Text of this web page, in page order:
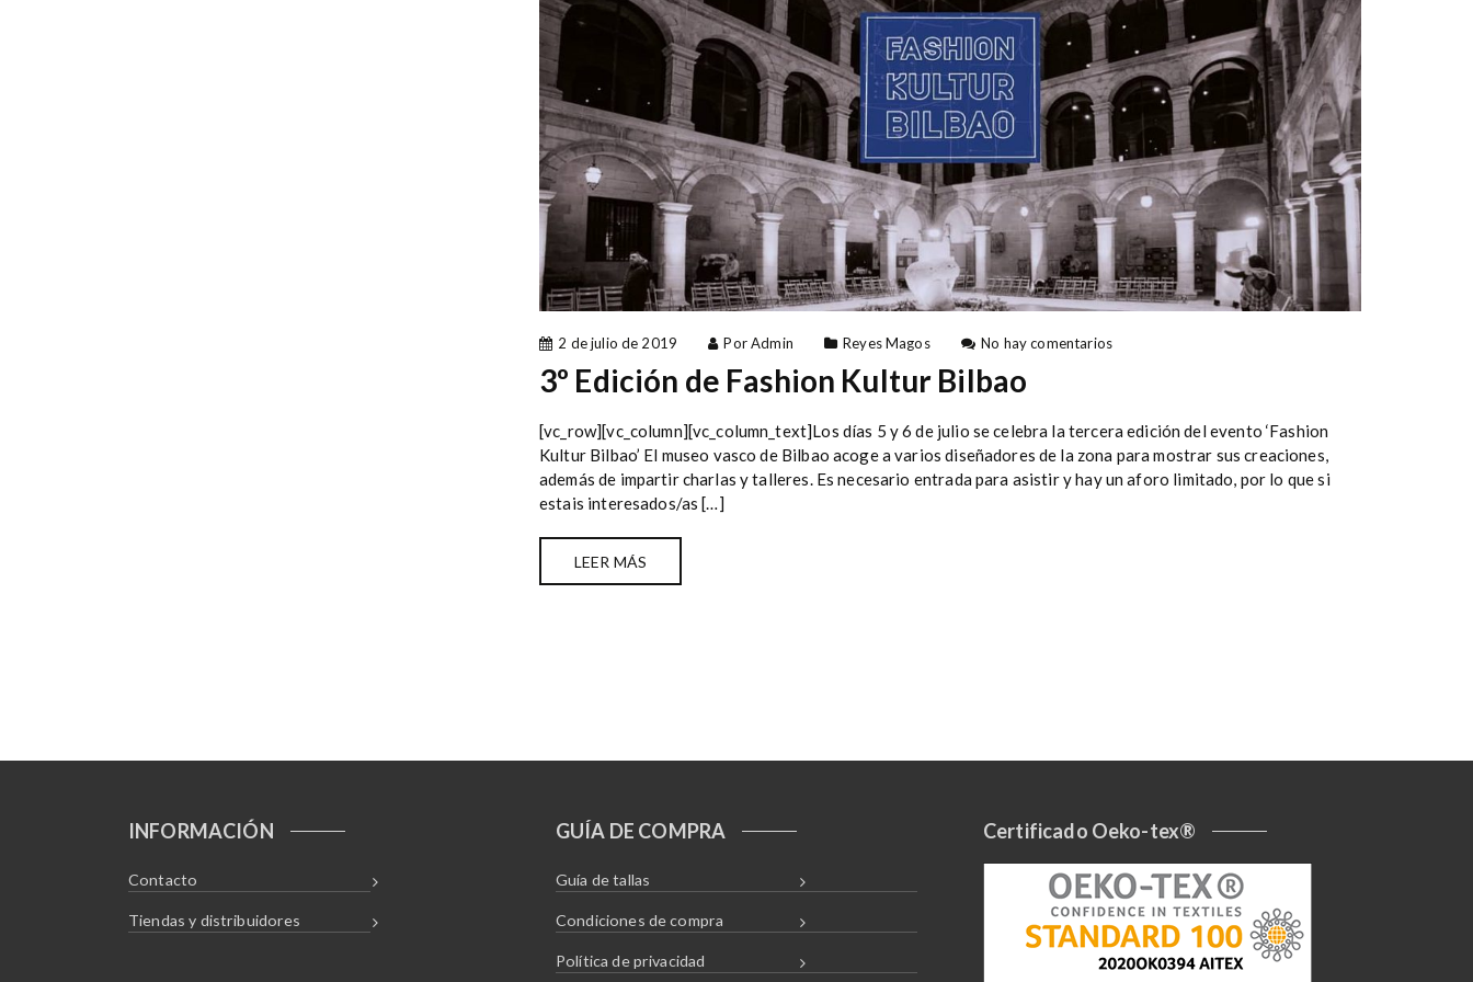
2 de julio de 2019 Por Admin Reyes Magos No hay comentarios
3º Edición de Fashion Kultur Bilbao
[vc_row][vc_column][vc_column_text]Los días 5 y 6 de julio se celebra la tercera edición del evento ‘Fashion
Kultur Bilbao’ El museo vasco de Bilbao acoge a varios diseñadores de la zona para mostrar sus creaciones,
además de impartir charlas y talleres. Es necesario entrada para asistir y hay un aforo limitado, por lo que si
estais interesados/as […]
LEER MÁS
INFORMACIÓN
Contacto
Tiendas y distribuidores
GUÍA DE COMPRA
Guía de tallas
Condiciones de compra
Política de privacidad
Certificado Oeko-tex®